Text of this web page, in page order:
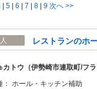
| 5 | 6 | 7 | 8 | 9 次へ >>
レストランのホ
カトウ（伊勢崎市連取町/フラ
： ホール・キッチン補助